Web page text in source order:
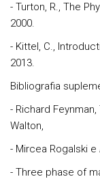
- Turton, R., The
2000.
- Kittel, C.,
2013.
Bibliografia
- Richard
Walton,
- Mircea Rogalski
- Three phase of